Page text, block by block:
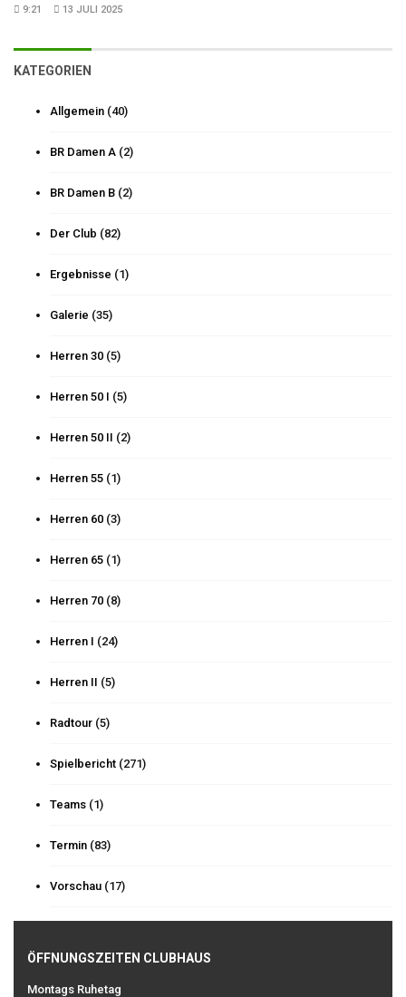
9:21 13 JULI 2025
KATEGORIEN
Allgemein (40)
BR Damen A (2)
BR Damen B (2)
Der Club (82)
Ergebnisse (1)
Galerie (35)
Herren 30 (5)
Herren 50 I (5)
Herren 50 II (2)
Herren 55 (1)
Herren 60 (3)
Herren 65 (1)
Herren 70 (8)
Herren I (24)
Herren II (5)
Radtour (5)
Spielbericht (271)
Teams (1)
Termin (83)
Vorschau (17)
ÖFFNUNGSZEITEN CLUBHAUS
Montags Ruhetag